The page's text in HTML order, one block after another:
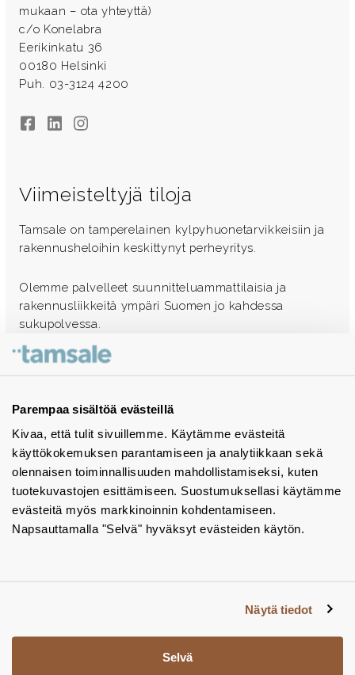
Parempaa sisältöä evästeillä
Kivaa, että tulit sivuillemme. Käytämme evästeitä
käyttökokemuksen parantamiseen ja analytiikkaan sekä
olennaisen toiminnallisuuden mahdollistamiseksi, kuten
tuotekuvastojen esittämiseen. Suostumuksellasi käytämme
evästeitä myös markkinoinnin kohdentamiseen.
Napsauttamalla "Selvä" hyväksyt evästeiden käytön.
Näytä tiedot
Selvä
mukaan – ota yhteyttä)
c/o Konelabra
Eerikinkatu 36
00180 Helsinki
Puh. 03-3124 4200
FacebookLinkedInInstagram
Viimeisteltyjä tiloja
Tamsale on tamperelainen kylpyhuonetarvikkeisiin ja
rakennusheloihin keskittynyt perheyritys.
Olemme palvelleet suunnitteluammattilaisia ja
rakennusliikkeitä ympäri Suomen jo kahdessa
sukupolvessa.
Ota yhteyttä - autamme mielellämme
Tuotekuvastot
Instagram
BIM-objektit
Yhteystiedot
Tiedotteet